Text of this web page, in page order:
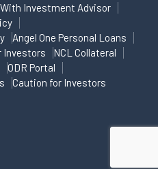
Investment Advisor
Angel One Personal Loans
Investors
NCL Collateral
ODR Portal
Caution for Investors